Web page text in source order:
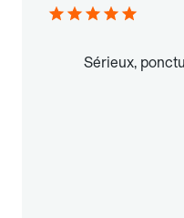
Sérieux,